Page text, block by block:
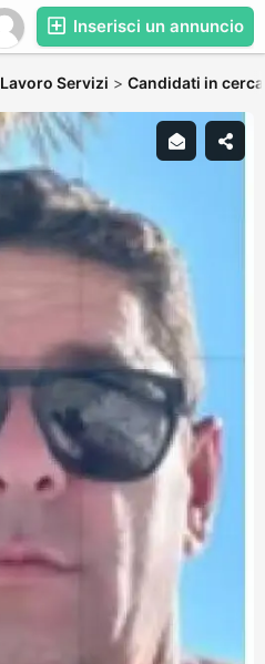
Inserisci un annuncio
Lavoro Servizi > Candidati in